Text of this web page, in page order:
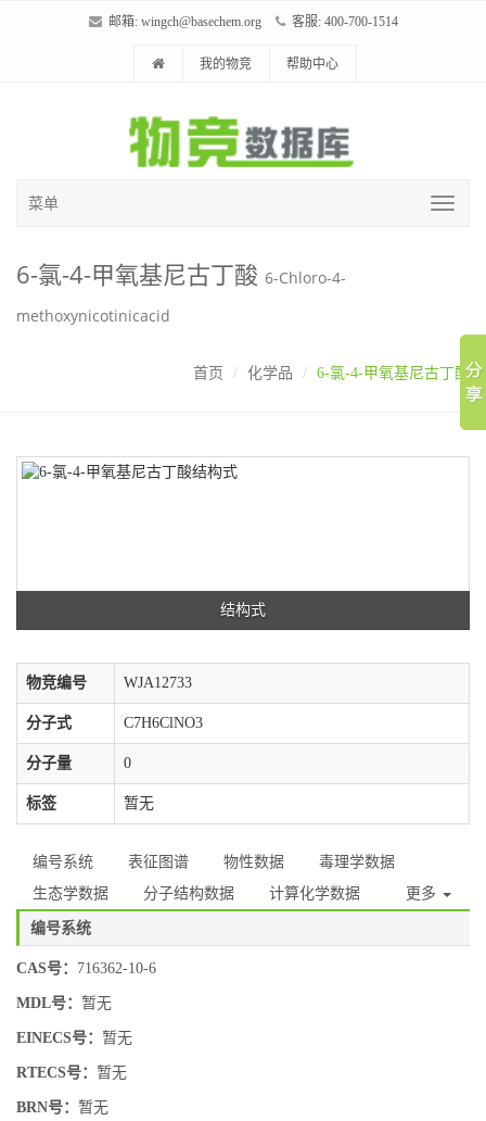
邮箱: wingch@basechem.org 客服: 400-700-1514
我的物竞 帮助中心
菜单
6-氯-4-甲氧基尼古丁酸 6-Chloro-4-
methoxynicotinicacid
首页 化学品 6-氯-4-甲氧基尼古丁酸
结构式
物竞编号 WJA12733
分子式 C7H6ClNO3
分子量 0
标签 暂无
编号系统 表征图谱 物性数据
毒理学数据
生态学数据
分子结构数据 计算化学数据 更多
编号系统
CAS号： 716362-10-6
MDL号： 暂无
EINECS号： 暂无
RTECS号： 暂无
BRN号： 暂无